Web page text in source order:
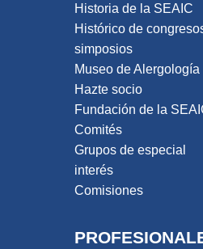
Historia de la SEAIC
Histórico de
simposios
Museo de Alergología
Hazte socio
Fundación de la
Comités
Grupos de especial
interés
Comisiones